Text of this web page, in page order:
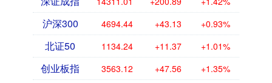
沪深300 4694.44 +43.13 +0.93%
北证50 1134.24 +11.37 +1.01%
创业板指 3563.12 +47.56 +1.35%